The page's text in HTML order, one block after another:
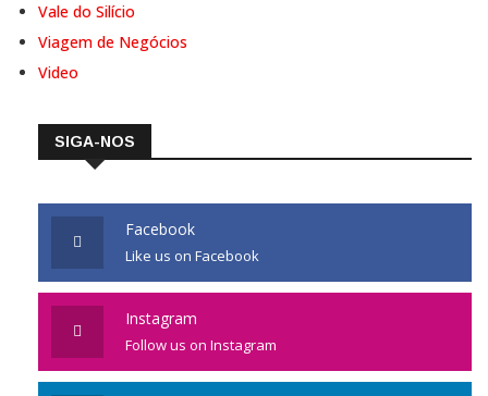
Vale do Silício
Viagem de Negócios
Video
SIGA-NOS
Facebook
Like us on Facebook
Instagram
Follow us on Instagram